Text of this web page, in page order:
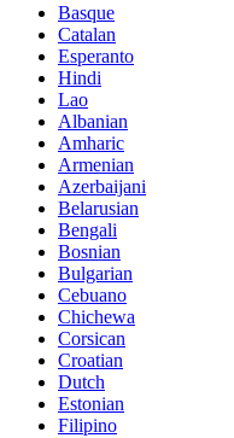
Basque
Catalan
Esperanto
Hindi
Lao
Albanian
Amharic
Armenian
Azerbaijani
Belarusian
Bengali
Bosnian
Bulgarian
Cebuano
Chichewa
Corsican
Croatian
Dutch
Estonian
Filipino